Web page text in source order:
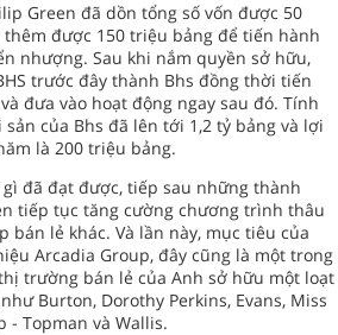
Green đã dồn tổng số vốn được 50
được 150 triệu bảng để tiến hành
nhượng. Sau khi nắm quyền sở hữu,
trước đây thành Bhs đồng thời tiến
đưa vào hoạt động ngay sau đó. Tính
của Bhs đã lên tới 1,2 tỷ bảng và lợi
là 200 triệu bảng.
đã đạt được, tiếp sau những thành
tiếp tục tăng cường chương trình thâu
bán lẻ khác. Và lần này, mục tiêu của
Arcadia Group, đây cũng là một trong
trường bán lẻ của Anh sở hữu một loạt
Burton, Dorothy Perkins, Evans, Miss
- Topman và Wallis.